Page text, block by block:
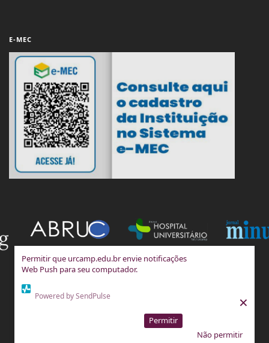
Permitir que urcamp.edu.br envie notificações
Web Push para seu computador.
Powered by SendPulse
Não permitir
Permitir
×
E-MEC